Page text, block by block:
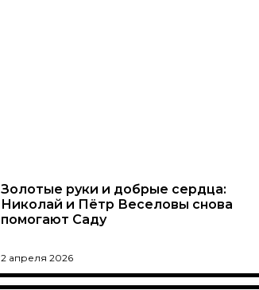
Золотые руки и добрые сердца:
Николай и Пётр Веселовы снова
помогают Саду
2 апреля 2026